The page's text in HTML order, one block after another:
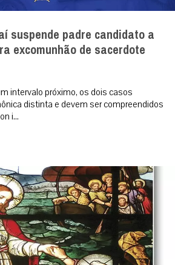
suspende padre candidato a
excomunhão de sacerdote
intervalo próximo, os dois casos
distinta e devem ser compreendidos
i...